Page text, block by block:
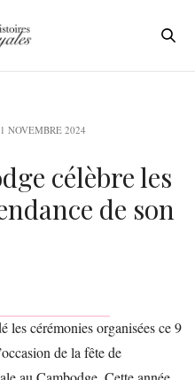
NOVEMBRE 2024
célèbre les
de son
cérémonies organisées ce 9
de la fête de